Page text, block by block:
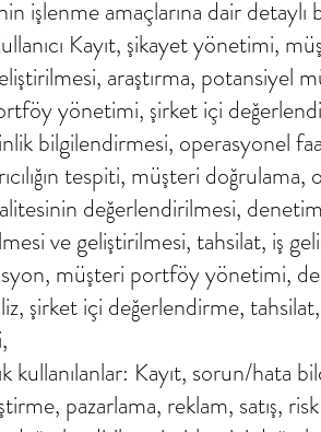
işlenme amaçlarına dair
Kayıt, şikayet yönetimi,
araştırma, potansiyel
yönetimi, şirket içi
bilgilendirmesi, operasyonel
tespiti, müşteri
değerlendirilmesi,
ve geliştirilmesi, tahsilat, iş
müşteri portföy yönetimi,
şirket içi değerlendirme, tahsilat,
kullanılanlar: Kayıt, sorun/
pazarlama, reklam, satış,